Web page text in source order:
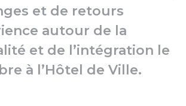
et de retours
autour de la
et de l’intégration le
à l’Hôtel de Ville.